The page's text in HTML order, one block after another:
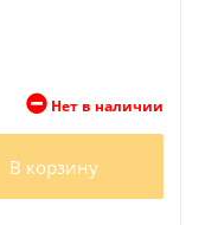
Нет в наличии
В корзину